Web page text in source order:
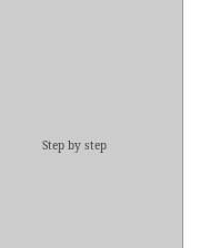
Step by step